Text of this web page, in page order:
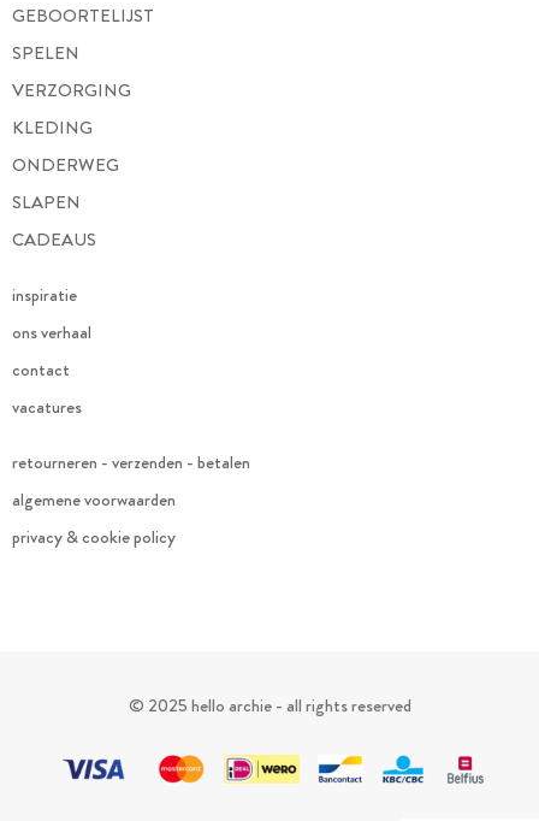
GEBOORTELIJST
SPELEN
VERZORGING
KLEDING
ONDERWEG
SLAPEN
CADEAUS
inspiratie
ons verhaal
contact
vacatures
retourneren - verzenden - betalen
algemene voorwaarden
privacy & cookie policy
© 2025 hello archie - all rights reserved